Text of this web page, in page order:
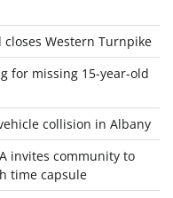
Western Turnpike
for missing 15-year-old
collision in Albany
invites community to
time capsule